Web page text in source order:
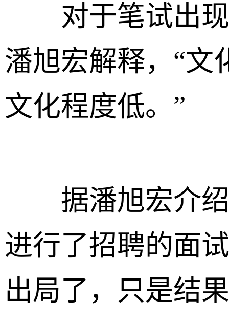
对于笔试出现
潘旭宏解释，“文
文化程度低。”
据潘旭宏介绍
进行了招聘的面
出局了，只是结